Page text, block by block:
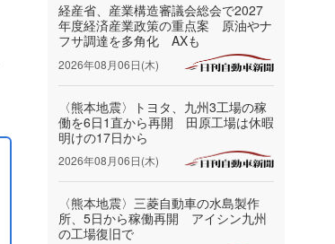
経産省、産業構造審議会総会で2027
年度経済産業政策の重点案 原油やナ
フサ調達を多角化 AXも
2026年08月06日(木)
〈熊本地震〉トヨタ、九州3工場の稼
働を6日1直から再開 田原工場は休暇
明けの17日から
2026年08月06日(木)
〈熊本地震〉三菱自動車の水島製作
所、5日から稼働再開 アイシン九州
の工場復旧で